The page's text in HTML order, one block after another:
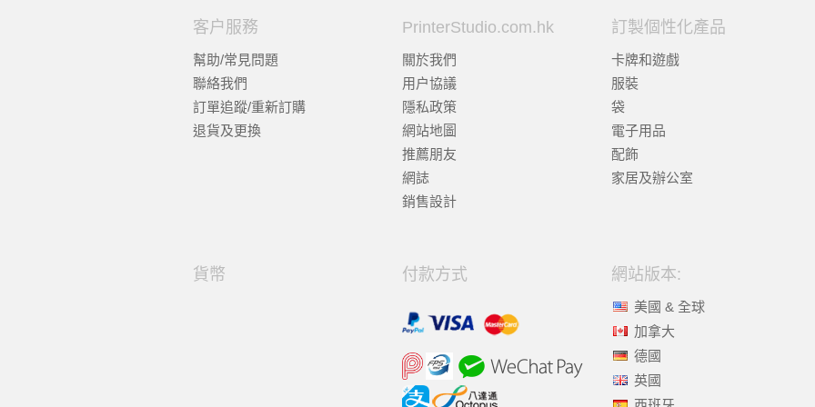
客户服務
幫助/常見問題
聯絡我們
訂單追蹤/重新訂購
退貨及更換
PrinterStudio.com.hk
關於我們
用户協議
隱私政策
網站地圖
推薦朋友
網誌
銷售設計
訂製個性化產品
卡牌和遊戲
服裝
袋
電子用品
配飾
家居及辦公室
貨幣 付款方式 網站版本:
美國 & 全球
加拿大
德國
英國